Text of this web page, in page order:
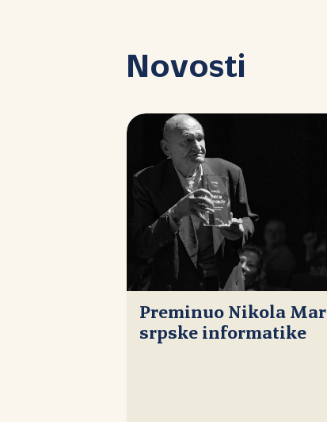
Novosti
Preminuo Nikola
srpske informatike